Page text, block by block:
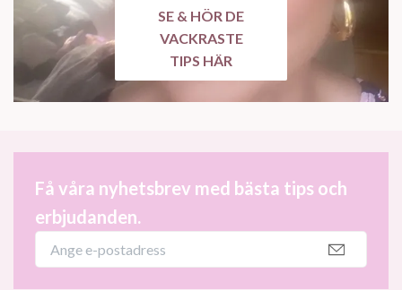
SE & HÖR DE
VACKRASTE
TIPS HÄR
Få våra nyhetsbrev med bästa tips och
erbjudanden.